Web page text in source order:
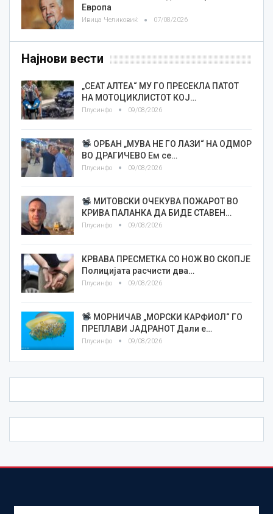
Европа
Ивица Челиковиќ 07/08/2026
Најнови вести
„СЕАТ АЛТЕА“ МУ ГО ПРЕСЕКЛА ПАТОТ
НА МОТОЦИКЛИСТОТ КОЈ…
Плусинфо 09/08/2026
ОРБАН „МУВА НЕ ГО ЛАЗИ“ НА ОДМОР
ВО ДРАГИЧЕВО Ем се…
Плусинфо 09/08/2026
МИТОВСКИ ОЧЕКУВА ПОЖАРОТ ВО
КРИВА ПАЛАНКА ДА БИДЕ СТАВЕН…
Плусинфо 09/08/2026
КРВАВА ПРЕСМЕТКА СО НОЖ ВО СКОПЈЕ
Полицијата расчисти два…
Плусинфо 09/08/2026
МОРНИЧАВ „МОРСКИ КАРФИОЛ“ ГО
ПРЕПЛАВИ ЈАДРАНОТ Дали е…
Плусинфо 09/08/2026